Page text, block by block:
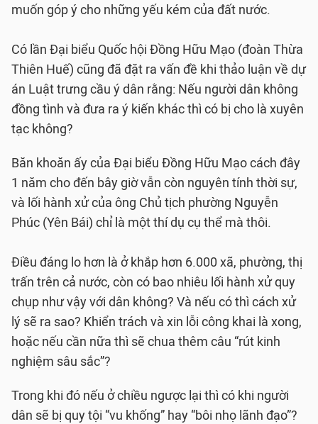
muốn góp ý cho những yếu kém của đất nước.
Có lần Đại biểu Quốc hội Đồng Hữu Mạo (đoàn Thừa
Thiên Huế) cũng đã đặt ra vấn đề khi thảo luận về dự
án Luật trưng cầu ý dân rằng: Nếu người dân không
đồng tình và đưa ra ý kiến khác thì có bị cho là xuyên
tạc không?
Băn khoăn ấy của Đại biểu Đồng Hữu Mạo cách đây
1 năm cho đến bây giờ vẫn còn nguyên tính thời sự,
và lối hành xử của ông Chủ tịch phường Nguyễn
Phúc (Yên Bái) chỉ là một thí dụ cụ thể mà thôi.
Điều đáng lo hơn là ở khắp hơn 6.000 xã, phường, thị
trấn trên cả nước, còn có bao nhiêu lối hành xử quy
chụp như vậy với dân không? Và nếu có thì cách xử
lý sẽ ra sao? Khiển trách và xin lỗi công khai là xong,
hoặc nếu cần nữa thì sẽ chua thêm câu “rút kinh
nghiệm sâu sắc”?
Trong khi đó nếu ở chiều ngược lại thì có khi người
dân sẽ bị quy tội “vu khống” hay “bôi nhọ lãnh đạo”?